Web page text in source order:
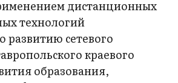
дистанционных
технологий
развитию сетевого
краевого
образования,